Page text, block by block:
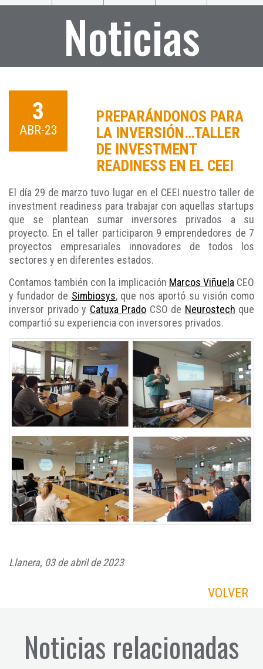
Noticias
3
ABR-23
PREPARÁNDONOS PARA
LA INVERSIÓN…TALLER
DE INVESTMENT
READINESS EN EL CEEI
El día 29 de marzo tuvo lugar en el CEEI nuestro taller de
investment readiness para trabajar con aquellas startups
que se plantean sumar inversores privados a su
proyecto. En el taller participaron 9 emprendedores de 7
proyectos empresariales innovadores de todos los
sectores y en diferentes estados.
Contamos también con la implicación Marcos Viñuela CEO
y fundador de Simbiosys, que nos aportó su visión como
inversor privado y Catuxa Prado CSO de Neurostech que
compartió su experiencia con inversores privados.
Llanera, 03 de abril de 2023
VOLVER
Noticias relacionadas